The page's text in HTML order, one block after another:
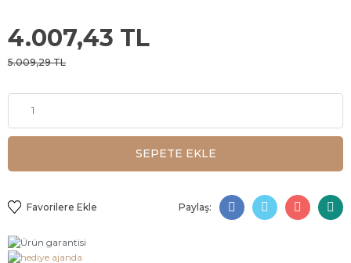
4.007,43 TL
5.009,29 TL
SEPETE EKLE
Paylaş: